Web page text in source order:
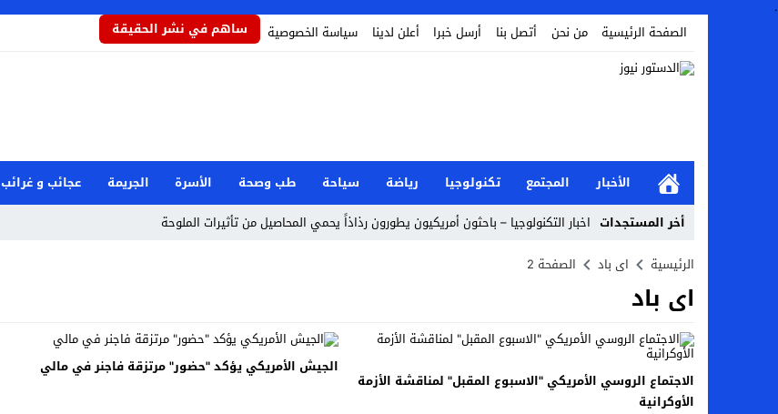
.
الصفحة الرئيسية
من نحن أتصل بنا أرسل خبرا أعلن لدينا سياسة الخصوصية ساهم في نشر الحقيقة
الأخبار المجتمع تكنولوجيا رياضة سياحة طب وصحة الأسرة الجريمة عجائب و غرائب
أخر المستجدات اخبار التكنولوجيا – باحثون أمريكيون يطورون رذاذاً يحمي المحاصيل من تأثيرات الملوحة
أخبار الفن – ب الفن – إسعاد يونس: عادل إمام رفض دور البطولة في بكيزة وزغلول
مال و اعمال – تراجع السندات الخليجية والمصرية بعد حادثة دمياط
اخبار العرب – الكويت: وفاة عامل نتيجة عدوان إيراني استهدف شركة صينية
الرئيسية اى باد الصفحة 2
اى باد
الاجتماع الروسي الأمريكي "الاسبوع المقبل" لمناقشة الأزمة
الأوكرانية
الجيش الأمريكي يؤكد "حضور" مرتزقة فاجنر في مالي